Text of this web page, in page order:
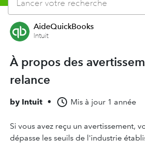
AideQuickBooks
Intuit
À propos des
relance
by Intuit • Mis à jour 1 année
Si vous avez reçu un avertissement,
dépasse les seuils de l'industrie